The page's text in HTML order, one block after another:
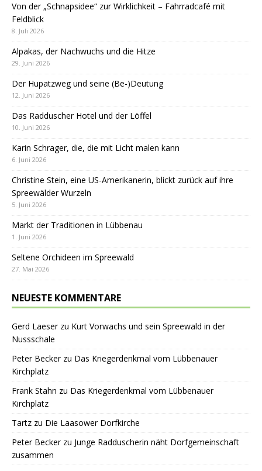
Von der „Schnapsidee“ zur Wirklichkeit – Fahrradcafé mit
Feldblick
8. Juli 2026
Alpakas, der Nachwuchs und die Hitze
29. Juni 2026
Der Hupatzweg und seine (Be-)Deutung
12. Juni 2026
Das Radduscher Hotel und der Löffel
10. Juni 2026
Karin Schrager, die, die mit Licht malen kann
6. Juni 2026
Christine Stein, eine US-Amerikanerin, blickt zurück auf ihre
Spreewälder Wurzeln
5. Juni 2026
Markt der Traditionen in Lübbenau
1. Juni 2026
Seltene Orchideen im Spreewald
27. Mai 2026
NEUESTE KOMMENTARE
Gerd Laeserzu Kurt Vorwachs und sein Spreewald in der
Nussschale
Peter Beckerzu Das Kriegerdenkmal vom Lübbenauer
Kirchplatz
Frank Stahn zu Das Kriegerdenkmal vom Lübbenauer
Kirchplatz
Tartz zu Die Laasower Dorfkirche
Peter Beckerzu Junge Radduscherin näht Dorfgemeinschaft
zusammen